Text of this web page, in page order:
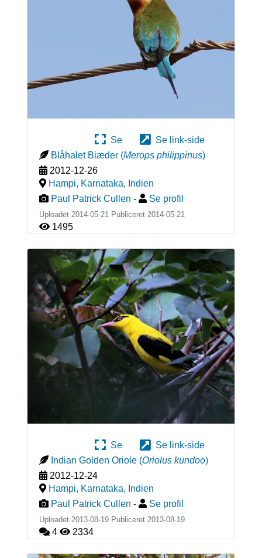
Se
Se link-side
Blåhalet Biæder (Merops philippinus)
2012-12-26
Hampi, Karnataka, Indien
Paul Patrick Cullen - Se profil
Uploadet 2014-05-21 Publiceret 2014-05-21
1495
Se
Se link-side
Indian Golden Oriole (Oriolus kundoo)
2012-12-24
Hampi, Karnataka, Indien
Paul Patrick Cullen - Se profil
Uploadet 2013-08-19 Publiceret 2013-08-19
4 2334